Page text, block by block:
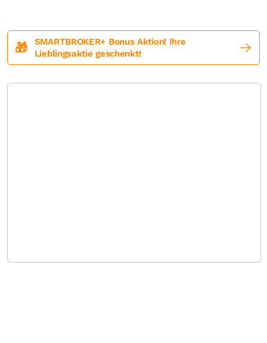
🎁
SMARTBROKER+ Bonus Aktion! Ihre
Lieblingsaktie geschenkt!